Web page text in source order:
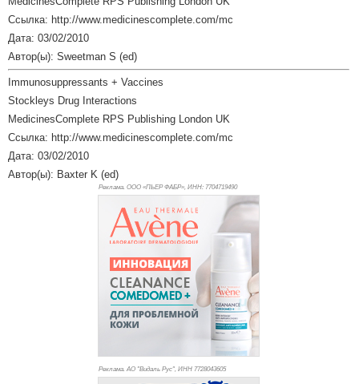
Ссылка: http://www.medicinescomplete.com/mc
Дата: 03/02/2010
Автор(ы): Sweetman S (ed)
Immunosuppressants + Vaccines
Stockleys Drug Interactions
MedicinesComplete RPS Publishing London UK
Ссылка: http://www.medicinescomplete.com/mc
Дата: 03/02/2010
Автор(ы): Baxter K (ed)
Реклама. ООО «ПЬЕР ФАБР», ИНН: 7704719490
Реклама. АО "Видаль Рус", ИНН 7728043605